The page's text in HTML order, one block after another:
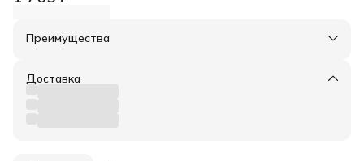
Преимущества
Оплата частями в Сплит
Удобный возврат
Доставка